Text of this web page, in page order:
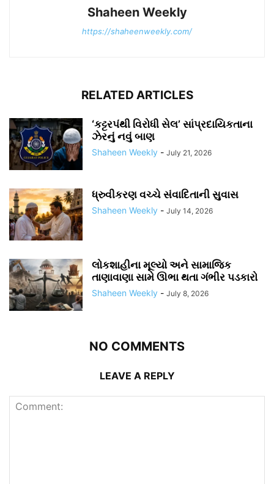
Shaheen Weekly
https://shaheenweekly.com/
RELATED ARTICLES
‘કટ્ટરપંથી વિરોધી સેલ’ સાંપ્રદાયિકતાના
ઝેરનું નવું બાણ
Shaheen Weekly - July 21, 2026
ધ્રુવીકરણ વચ્ચે સંવાદિતાની સુવાસ
Shaheen Weekly - July 14, 2026
લોકશાહીના મૂલ્યો અને સામાજિક
તાણાવાણા સામે ઊભા થતા ગંભીર પડકારો
Shaheen Weekly - July 8, 2026
NO COMMENTS
LEAVE A REPLY